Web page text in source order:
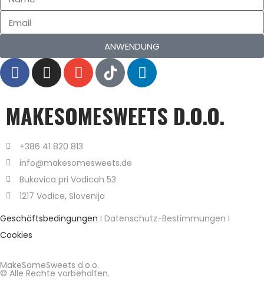
ANWENDUNG
MAKESOMESWEETS D.O.O.
+386 41 820 813
info@makesomesweets.de
Bukovica pri Vodicah 53
1217 Vodice, Slovenija
Geschäftsbedingungen I Datenschutz-Bestimmungen I
Cookies
MakeSomeSweets d.o.o.
© Alle Rechte vorbehalten.